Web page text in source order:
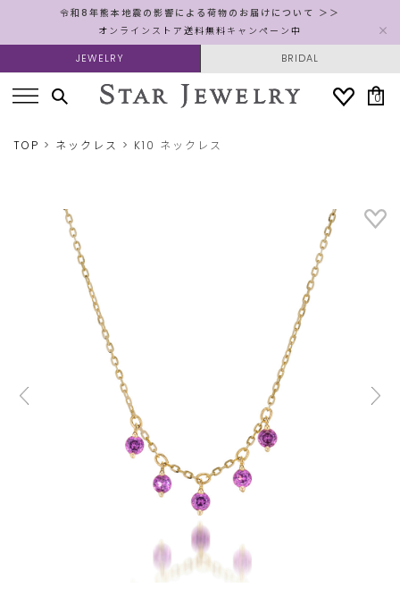
令和8年熊本地震の影響による荷物のお届けについて ＞＞
オンラインストア送料無料キャンペーン中
JEWELRY BRIDAL
0
TOP ネックレス K10 ネックレス